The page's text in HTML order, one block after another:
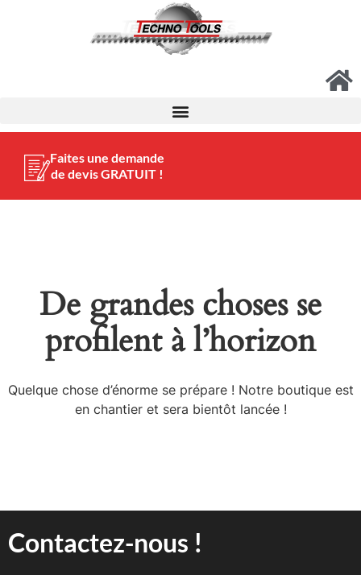
Faites une demande
de devis GRATUIT !
De grandes choses se
profilent à l’horizon
Quelque chose d’énorme se prépare ! Notre boutique est
en chantier et sera bientôt lancée !
Contactez-nous !